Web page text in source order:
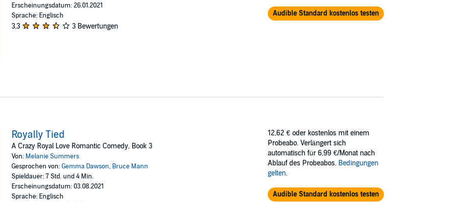
Erscheinungsdatum: 26.01.2021
Sprache: Englisch
3,3 3 Bewertungen
Audible Standard kostenlos testen
Royally Tied
A Crazy Royal Love Romantic Comedy, Book 3
Von: Melanie Summers
Gesprochen von:Gemma Dawson, Bruce Mann
Spieldauer: 7 Std. und 4 Min.
Erscheinungsdatum: 03.08.2021
Sprache: Englisch
12,62 € oder kostenlos mit einem
Probeabo. Verlängert sich
automatisch für 6,99 €/Monat nach
Ablauf des Probeabos. Bedingungen
gelten.
Audible Standard kostenlos testen